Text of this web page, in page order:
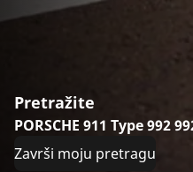
Pretražite
PORSCHE 911 Type 992
Završi moju pretragu